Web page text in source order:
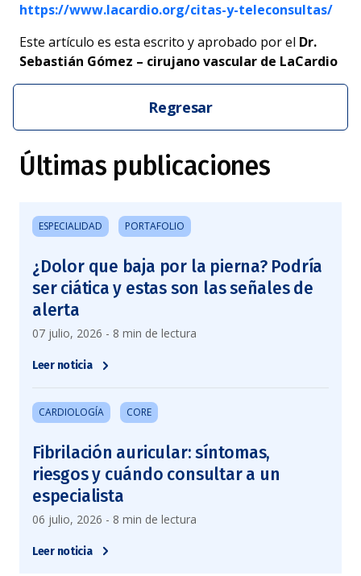
https://www.lacardio.org/citas-y-teleconsultas/
Este artículo es esta escrito y aprobado por el Dr.
Sebastián Gómez – cirujano vascular de LaCardio
Regresar
Últimas publicaciones
ESPECIALIDAD PORTAFOLIO
¿Dolor que baja por la pierna? Podría
ser ciática y estas son las señales de
alerta
07 julio, 2026 - 8 min de lectura
Leer noticia
CARDIOLOGÍA CORE
Fibrilación auricular: síntomas,
riesgos y cuándo consultar a un
especialista
06 julio, 2026 - 8 min de lectura
Leer noticia